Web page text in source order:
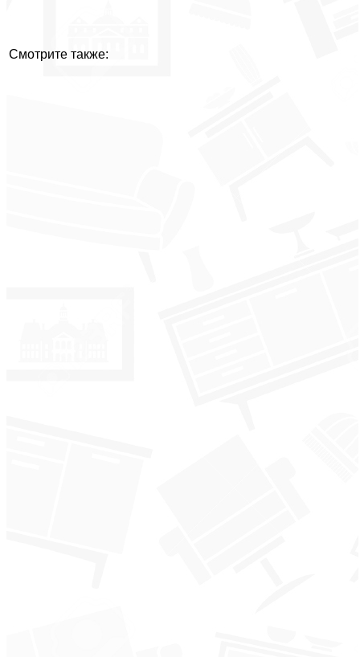
Смотрите также: